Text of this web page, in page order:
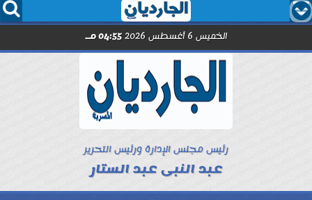
  
الخميس 6 أغسطس 2026 04:55 مـ
رئيس مجلس الإدارة ورئيس التحرير
عبد النبى عبد الستار